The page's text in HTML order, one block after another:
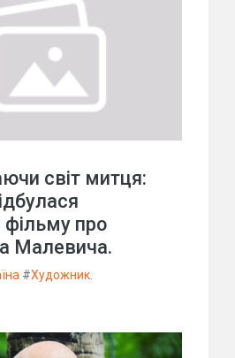
світ митця:
про
Малевича.
#Художник.